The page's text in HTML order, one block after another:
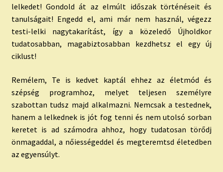
lelkedet! Gondold át az elmúlt időszak történéseit és
tanulságait! Engedd el, ami már nem használ, végezz
testi-lelki nagytakarítást, így a közeledő Újholdkor
tudatosabban, magabiztosabban kezdhetsz el egy új
ciklust!
Remélem, Te is kedvet kaptál ehhez az életmód és
szépség programhoz, melyet teljesen személyre
szabottan tudsz majd alkalmazni. Nemcsak a testednek,
hanem a lelkednek is jót fog tenni és nem utolsó sorban
keretet is ad számodra ahhoz, hogy tudatosan törődj
önmagaddal, a nőiességeddel és megteremtsd életedben
az egyensúlyt.